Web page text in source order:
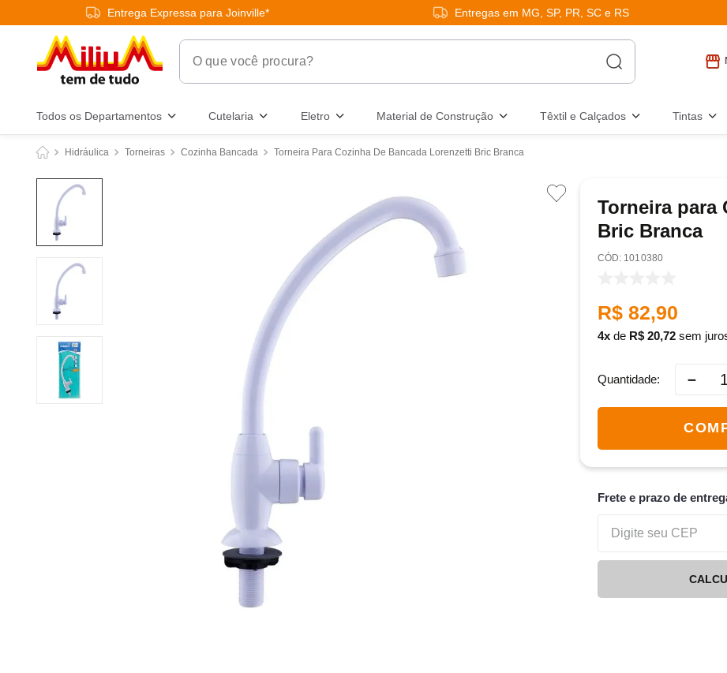
Entrega Expressa para Joinville* Entregas em MG, SP, PR, SC e RS
O que você procura?
Todos os Departamentos Cutelaria Eletro Material de Construção Têxtil e Calçados Tintas
Hidráulica Torneiras Cozinha Bancada Torneira Para Cozinha De Bancada Lorenzetti Bric Branca
Torneira para
Bric Branca
: 1010380
R$ 82,90
4 de R$ 20,72sem
Quantidade －
Frete e prazo de
frigideira multiflon